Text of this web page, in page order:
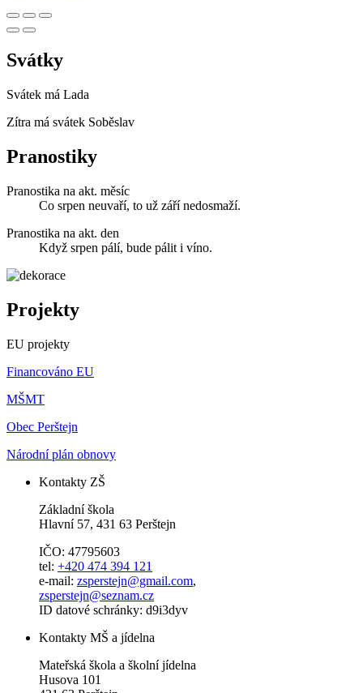
Svátky
Svátek má Lada
Zítra má svátek Soběslav
Pranostiky
Pranostika na akt. měsíc
Co srpen neuvaří, to už září nedosmaží.
Pranostika na akt. den
Když srpen pálí, bude pálit i víno.
Projekty
EU projekty
Financováno EU
MŠMT
Obec Perštejn
Národní plán obnovy
Kontakty ZŠ
Základní škola
Hlavní 57, 431 63 Perštejn
IČO: 47795603
tel: +420 474 394 121
e-mail: zsperstejn@gmail.com,
zsperstejn@seznam.cz
ID datové schránky: d9i3dyv
Kontakty MŠ a jídelna
Mateřská škola a školní jídelna
Husova 101